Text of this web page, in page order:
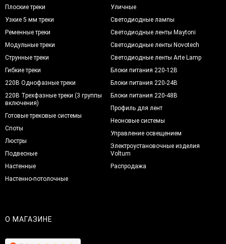
Плоские треки
Узкие 5 мм треки
Ременные треки
Модульные треки
Струнные треки
Гибкие треки
220В Однофазные треки
220В Трехфазные треки (3 группы
включения)
Готовые трековые системы
Споты
Люстры
Подвесные
Настенные
Настенно-потолочные
Уличные
Светодиодные лампы
Светодиодные ленты Maytoni
Светодиодные ленты Novotech
Светодиодные ленты Arte Lamp
Блоки питания 220-12В
Блоки питания 220-24В
Блоки питания 220-48В
Профиль для лент
Неоновые системы
Управление освещением
Электроустановочные изделия
Voltum
Распродажа
О МАГАЗИНЕ